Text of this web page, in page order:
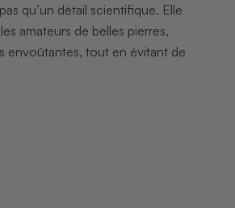
qu’un détail scientifique. Elle
amateurs de belles pierres,
envoûtantes, tout en évitant de